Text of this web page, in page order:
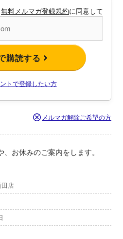
無料メルマガ登録規約に同意して
購読する
トで登録したい方
メルマガ解除ご希望の方
お休みのご案内をします。
店